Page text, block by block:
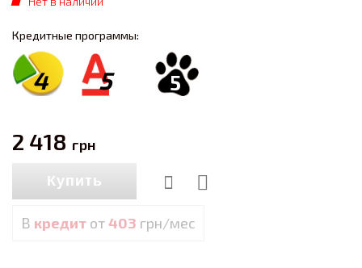
Кредитные программы:
4 5 5
2 418 грн
Купить
В кредит от403 грн/мес